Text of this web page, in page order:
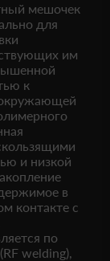
мешочек
для
им
к
и низкой
в
контакте с
по
welding),